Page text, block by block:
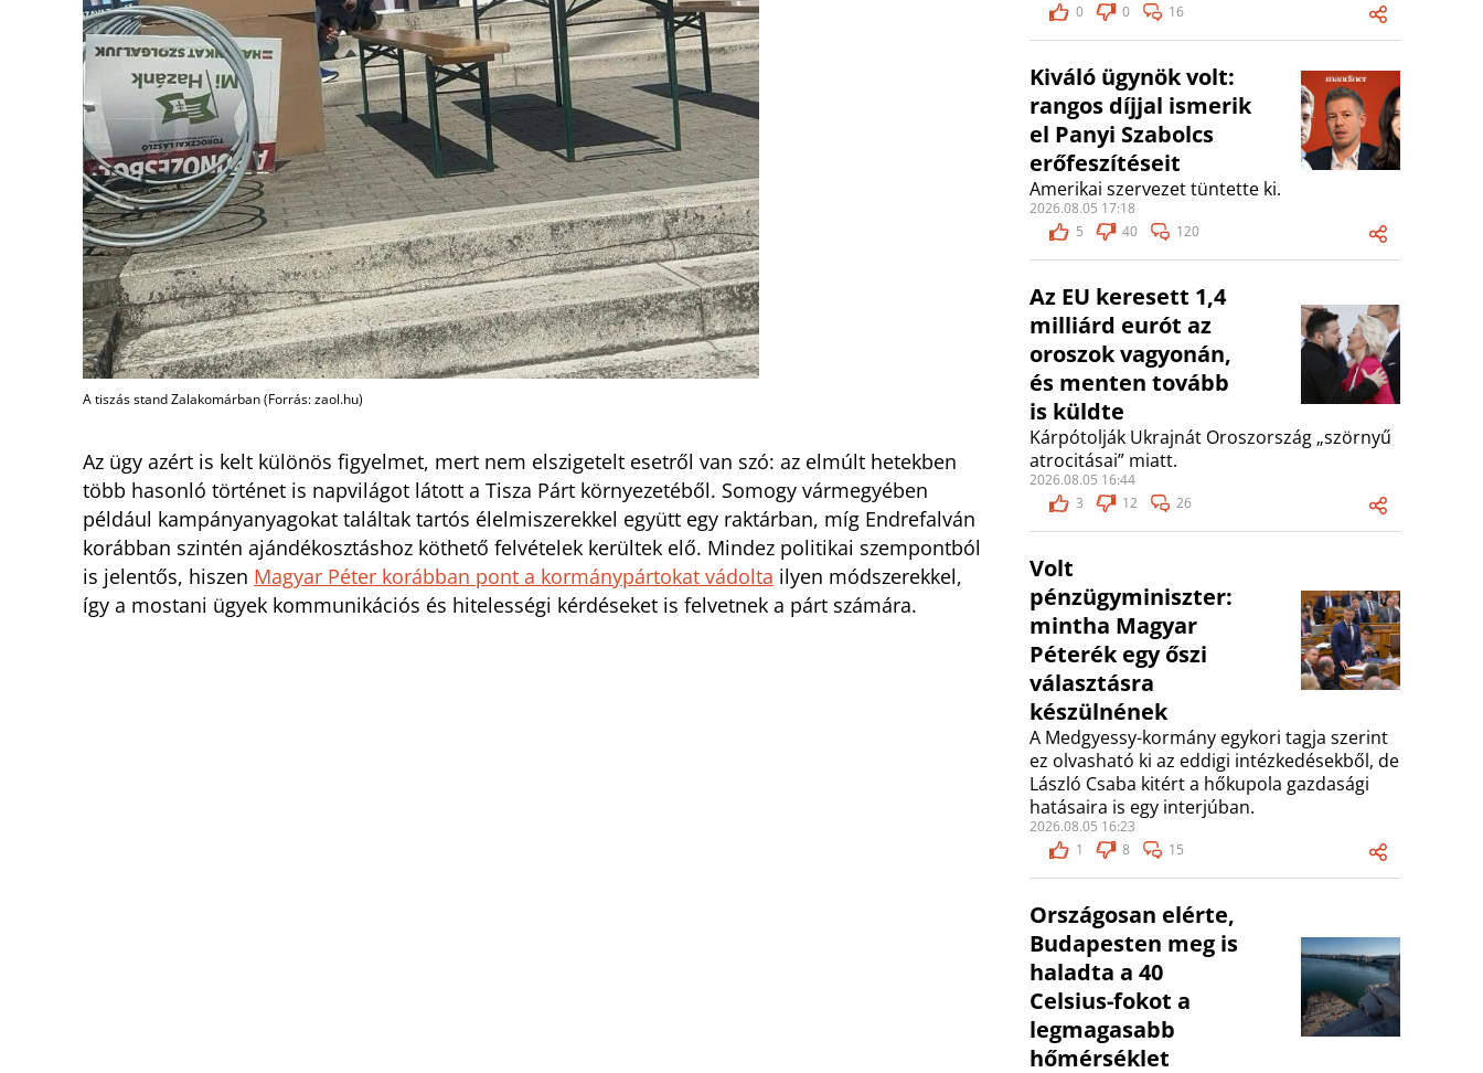
A tiszás stand Zalakomárban (Forrás: zaol.hu)
Az ügy azért is kelt különös figyelmet, mert nem elszigetelt esetről van szó: az elmúlt hetekben
több hasonló történet is napvilágot látott a Tisza Párt környezetéből. Somogy vármegyében
például kampányanyagokat találtak tartós élelmiszerekkel együtt egy raktárban, míg Endrefalván
korábban szintén ajándékosztáshoz köthető felvételek kerültek elő. Mindez politikai szempontból
is jelentős, hiszen Magyar Péter korábban pont a kormánypártokat vádolta ilyen módszerekkel,
így a mostani ügyek kommunikációs és hitelességi kérdéseket is felvetnek a párt számára.
0
0 16
Kiváló ügynök volt:
rangos díjjal ismerik
el Panyi Szabolcs
erőfeszítéseit
Amerikai szervezet tüntette ki.
2026.08.05 17:18
5
40 120
Az EU keresett 1,4
milliárd eurót az
oroszok vagyonán,
és menten tovább
is küldte
Kárpótolják Ukrajnát Oroszország „szörnyű
atrocitásai” miatt.
2026.08.05 16:44
3
12 26
Volt
pénzügyminiszter:
mintha Magyar
Péterék egy őszi
választásra
készülnének
A Medgyessy-kormány egykori tagja szerint
ez olvasható ki az eddigi intézkedésekből, de
László Csaba kitért a hőkupola gazdasági
hatásaira is egy interjúban.
2026.08.05 16:23
1
8 15
Országosan elérte,
Budapesten meg is
haladta a 40
Celsius-fokot a
legmagasabb
hőmérséklet